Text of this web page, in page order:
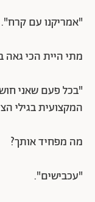
"אמריקנו עם קרח".
מתי היית הכי גאה
"בכל פעם שאני
המקצועית בגילי
מה מפחיד אותך?
"עכבישים".